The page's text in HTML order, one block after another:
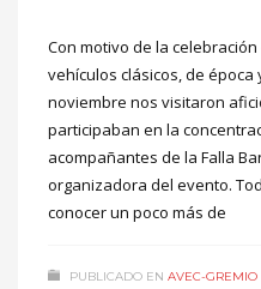
Con motivo de la
vehículos clásicos, de época
noviembre nos visitaron
participaban en la
acompañantes de la Falla
organizadora del evento.
conocer un poco más de
PUBLICADO EN AVEC-GREMIO